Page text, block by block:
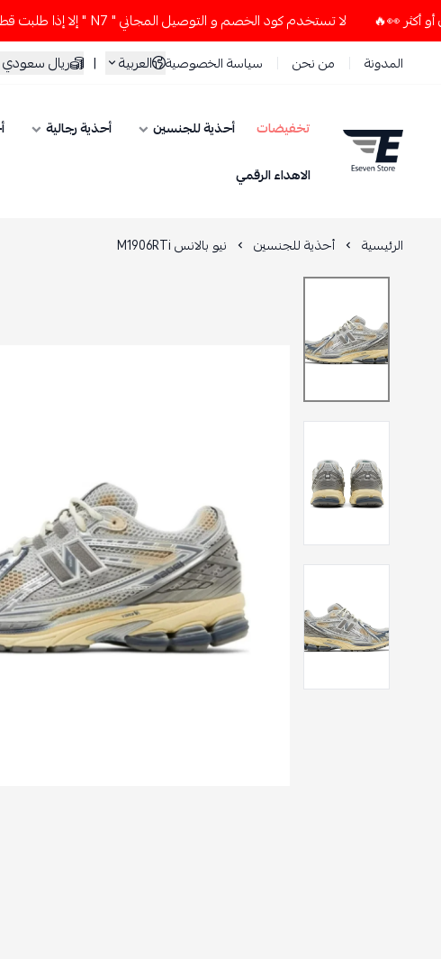
لا تستخدم كود الخصم و التوصيل المجاني " N7 " إلا إذا طلبت قطعتين أو أكثر 👀🔥
المدونة من نحن سياسة الخصوصية العربية | ريال سعودي
ESEVEN STORE
تخفيضات أحذية للجنسين أحذية رجالية
الاهداء الرقمي
الرئيسية أحذية للجنسين نيو بالانس M1906RTi